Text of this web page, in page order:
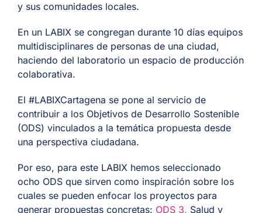
y sus comunidades locales.
En un LABIX se congregan durante 10 días equipos
multidisciplinares de personas de una ciudad,
haciendo del laboratorio un espacio de producción
colaborativa.
El #LABIXCartagena se pone al servicio de
contribuir a los Objetivos de Desarrollo Sostenible
(ODS) vinculados a la temática propuesta desde
una perspectiva ciudadana.
Por eso, para este LABIX hemos seleccionado
ocho ODS que sirven como inspiración sobre los
cuales se pueden enfocar los proyectos para
generar propuestas concretas: ODS 3, Salud y